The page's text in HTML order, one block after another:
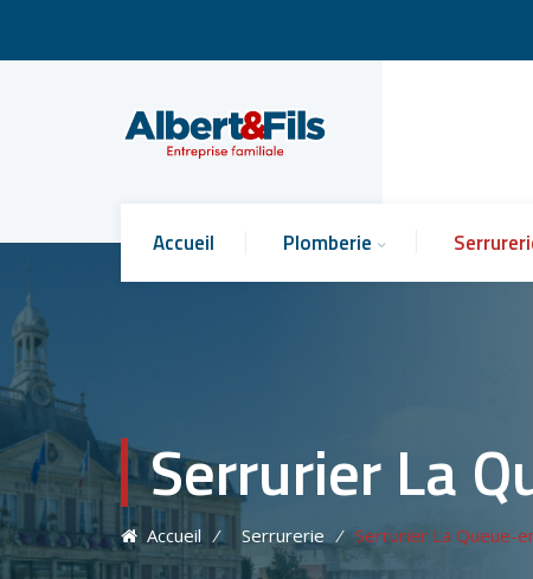
Accueil Plomberie
Serrurier La
Accueil ⁄ Serrurerie ⁄ Serrurier La Queue-